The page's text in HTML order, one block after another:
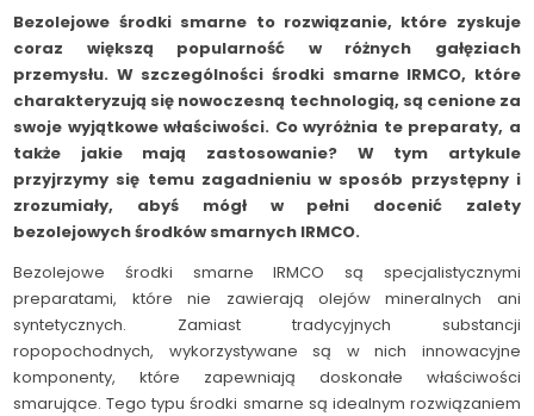
się
i
gdzie
są
środki
Bezolejowe środki smarne to rozwiązanie, które zyskuje
coraz większą popularność w różnych gałęziach
przemysłu. W szczególności środki smarne IRMCO, które
charakteryzują się nowoczesną technologią, są cenione za
swoje wyjątkowe właściwości. Co wyróżnia te preparaty, a
także jakie mają zastosowanie? W tym artykule
przyjrzymy się temu zagadnieniu w sposób przystępny i
zrozumiały, abyś mógł w pełni docenić zalety
bezolejowych środków smarnych IRMCO.
Bezolejowe środki smarne IRMCO są specjalistycznymi
preparatami, które nie zawierają olejów mineralnych ani
syntetycznych. Zamiast tradycyjnych substancji
ropopochodnych, wykorzystywane są w nich innowacyjne
komponenty, które zapewniają doskonałe właściwości
smarujące. Tego typu środki smarne są idealnym rozwiązaniem